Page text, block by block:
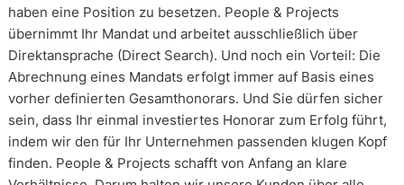
haben eine Position zu besetzen. People & Projects
übernimmt Ihr Mandat und arbeitet ausschließlich über
Direktansprache (Direct Search). Und noch ein Vorteil: Die
Abrechnung eines Mandats erfolgt immer auf Basis eines
vorher definierten Gesamthonorars. Und Sie dürfen sicher
sein, dass Ihr einmal investiertes Honorar zum Erfolg führt,
indem wir den für Ihr Unternehmen passenden klugen Kopf
finden. People & Projects schafft von Anfang an klare